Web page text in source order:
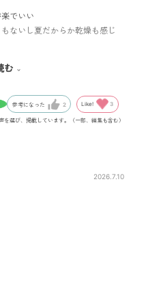
でいい
ないし夏だからか乾燥も感じ
で夏の間は冷蔵庫に入れて使
む
参考になった 2 Like! 3
を選び、掲載しています。（一部、編集も含む）
2026.7.10